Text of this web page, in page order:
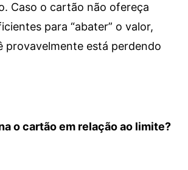
Caso o cartão não ofereça
para “abater” o valor,
provavelmente está perdendo
o cartão em relação ao limite?